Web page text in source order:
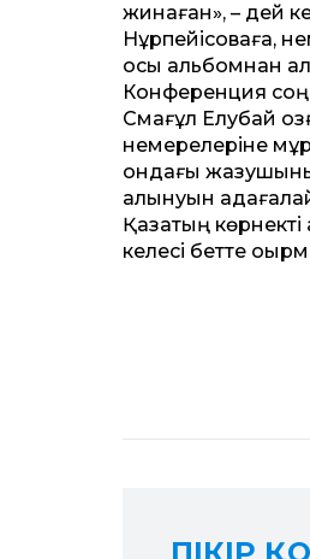
жинаған», – дей
Нұрпейісоваға,
осы альбомнан
Конференция
Смағұл Елубай
немерелеріне
ондағы
алынуын
Қазақтың
келесі бетте